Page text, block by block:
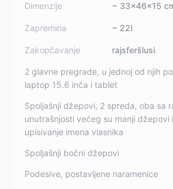
Dimenzije ~ 33x46x15
Zapremina ~ 22l
Zakopčavanje rajsferšlusi
2 glavne pregrade, u jednoj od njih
laptop 15.6 inča i tablet
Spoljašnji džepovi, 2 spreda, oba sa
unutrašnjosti većeg su manji džepovi
upisivanje imena vlasnika
Spoljašnji bočni džepovi
Podesive, postavljene naramenice